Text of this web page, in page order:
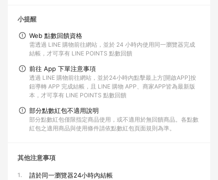
小提醒
Web 點數回饋資格
需透過 LINE 購物前往網站，並於 24 小時內使用同一瀏覽器完成
結帳，才可享有 LINE POINTS 點數回饋
前往 App 下單注意事項
透過 LINE 購物前往網站，並於24小時內點擊最上方[開啟APP]按
鈕導轉 APP 完成結帳，且 LINE 購物 APP、商家APP皆為最新版
本，才可享有 LINE POINTS 點數回饋
部分點數紅包不適用說明
部分點數紅包僅限指定商品使用，或不適用於無回饋商品。各點數
紅包之適用商品與使用條件請依點數紅包頁面規則為準。
其他注意事項
1. 請於同一瀏覽器24小時內結帳